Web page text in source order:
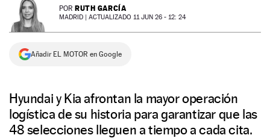
NEWSLETTER POR RUTH GARCÍA
MADRID | ACTUALIZADO 11 JUN 26 - 12: 24
Añadir EL MOTOR en Google
Hyundai y Kia afrontan la mayor operación
logística de su historia para garantizar que las
48 selecciones lleguen a tiempo a cada cita.